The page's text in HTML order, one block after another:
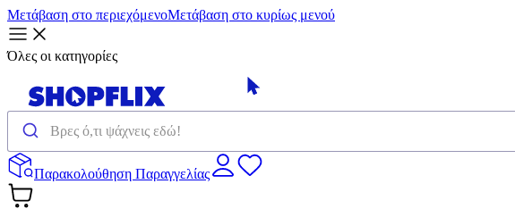
Μετάβαση στο περιεχόμενοΜετάβαση στο κυρίως μενού
Όλες οι κατηγορίες
Παρακολούθηση Παραγγελίας